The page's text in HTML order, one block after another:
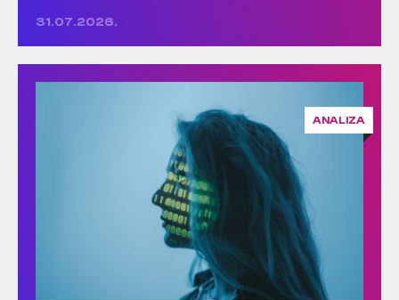
31.07.2026.
ANALIZA